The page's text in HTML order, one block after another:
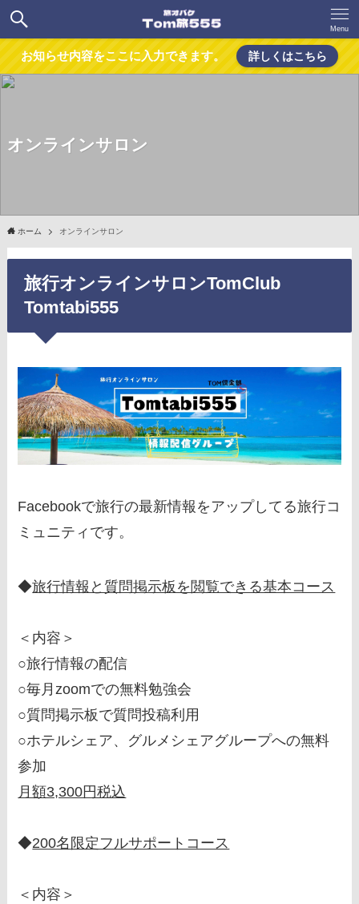
Menu
お知らせ内容をここに入力できます。 詳しくはこちら
オンラインサロン
ホーム オンラインサロン
旅行オンラインサロンTomClub
Tomtabi555
Facebookで旅行の最新情報をアップしてる旅行コ
ミュニティです。
◆旅行情報と質問掲示板を閲覧できる基本コース
＜内容＞
○旅行情報の配信
○毎月zoomでの無料勉強会
○質問掲示板で質問投稿利用
○ホテルシェア、グルメシェアグループへの無料
参加
月額3,300円税込
◆200名限定フルサポートコース
＜内容＞